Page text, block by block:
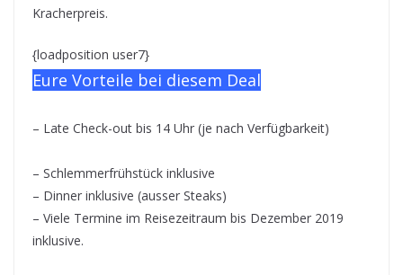
Kracherpreis.
{loadposition user7}
Eure Vorteile bei diesem Deal
– Late Check-out bis 14 Uhr (je nach Verfügbarkeit)
– Schlemmerfrühstück inklusive
– Dinner inklusive (ausser Steaks)
– Viele Termine im Reisezeitraum bis Dezember 2019
inklusive.